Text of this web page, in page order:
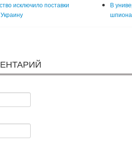
исключило поставки
В
шпиона